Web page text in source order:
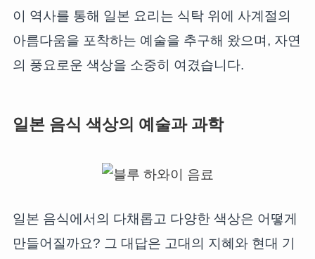
이 역사를 통해 일본 요리는 식탁 위에 사계절의
아름다움을 포착하는 예술을 추구해 왔으며, 자연
의 풍요로운 색상을 소중히 여겼습니다.
일본 음식 색상의 예술과 과학
일본 음식에서의 다채롭고 다양한 색상은 어떻게
만들어질까요? 그 대답은 고대의 지혜와 현대 기